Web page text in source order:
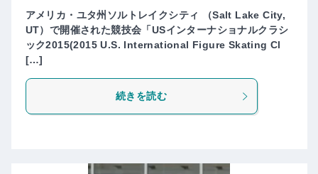
アメリカ・ユタ州ソルトレイクシティ （Salt Lake City,
UT）で開催された競技会「USインターナショナルクラシ
ック2015(2015 U.S. International Figure Skating Cl
[…]
続きを読む